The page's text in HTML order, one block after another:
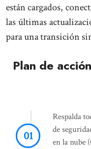
están cargados,
las últimas
para una transición
Plan de
Respalda
de
en la nube